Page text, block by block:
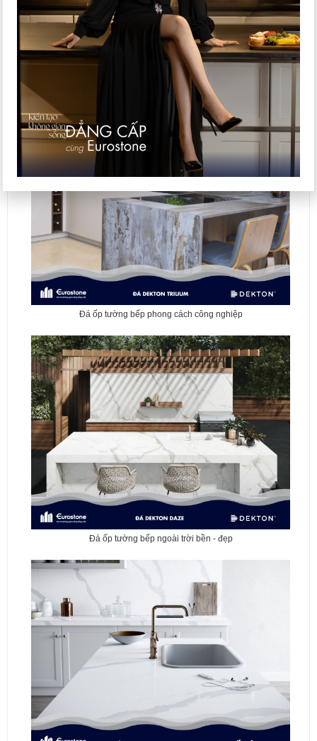
Đá ốp tường bếp đơn giản, hài hòa
Đá ốp tường bếp phong cách công nghiệp
Đá ốp tường bếp ngoài trời bền - đẹp